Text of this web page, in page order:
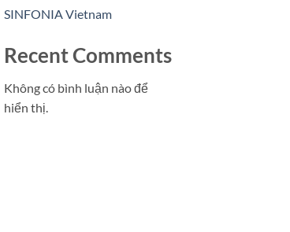
SINFONIA Vietnam
Recent Comments
Không có bình luận nào để
hiển thị.